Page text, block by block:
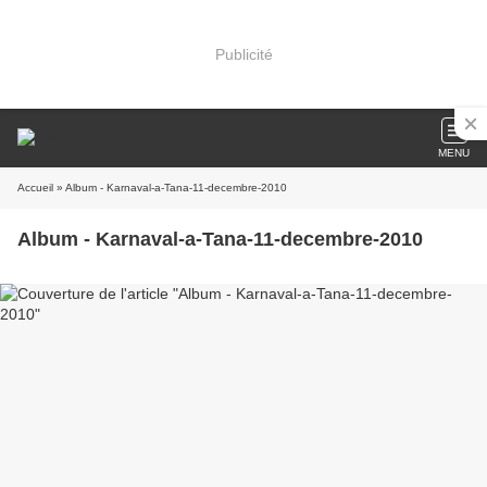
Publicité
MENU
Accueil » Album - Karnaval-a-Tana-11-decembre-2010
Album - Karnaval-a-Tana-11-decembre-2010